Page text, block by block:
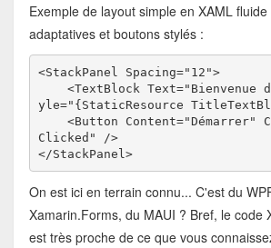
Exemple de layout simple en XAML
adaptatives et boutons stylés :
<StackPanel Spacing="12">
<TextBlock Text="Bienvenue
yle="{StaticResource
<Button Content="Démarrer"
Clicked" />
</StackPanel>
On est ici en terrain connu... C'est du
Xamarin.Forms, du MAUI ? Bref, le code
est très proche de ce que vous